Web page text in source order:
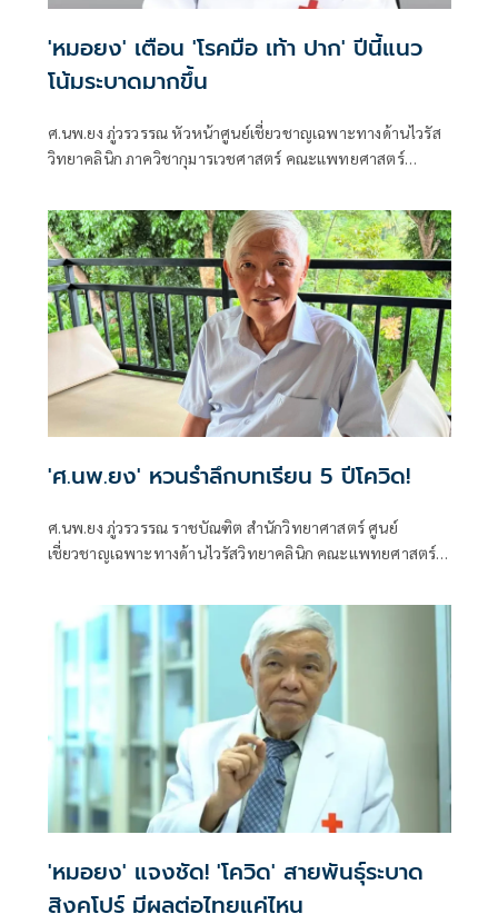
'หมอยง' เตือน 'โรคมือ เท้า ปาก' ปีนี้แนว
โน้มระบาดมากขึ้น
ศ.นพ.ยง ภู่วรวรรณ หัวหน้าศูนย์เชี่ยวชาญเฉพาะทางด้านไวรัส
วิทยาคลินิก ภาควิชากุมารเวชศาสตร์ คณะแพทยศาสตร์
'ศ.นพ.ยง' หวนรำลึกบทเรียน 5 ปีโควิด!
ศ.นพ.ยง ภู่วรวรรณ ราชบัณฑิต สำนักวิทยาศาสตร์ ศูนย์
เชี่ยวชาญเฉพาะทางด้านไวรัสวิทยาคลินิก คณะแพทยศาสตร์
'หมอยง' แจงชัด! 'โควิด' สายพันธุ์ระบาด
สิงคโปร์ มีผลต่อไทยแค่ไหน